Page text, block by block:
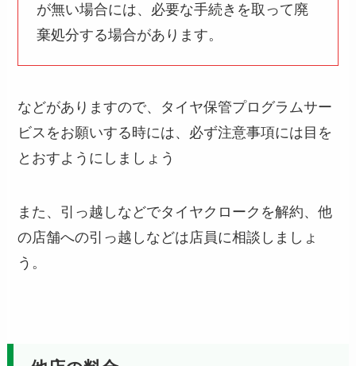
が無い場合には、必要な手続きを取って廃
棄処分する場合があります。
などがありますので、タイヤ保管プログラムサー
ビスをお願いする時には、必ず注意事項には目を
とおすようにしましょう
また、引っ越しなどでタイヤクロークを解約、他
の店舗への引っ越しなどは店員に相談しましょ
う。